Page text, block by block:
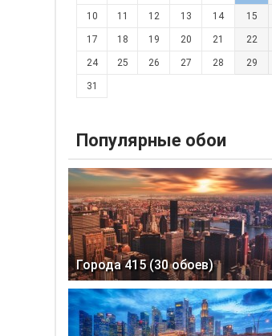
10 11 12 13 14 15
17 18 19 20 21 22
24 25 26 27 28 29
31
Популярные обои
Города 415 (30 обоев)